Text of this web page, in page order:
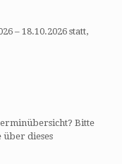
– 18.10.2026 statt,
Bitte
über dieses